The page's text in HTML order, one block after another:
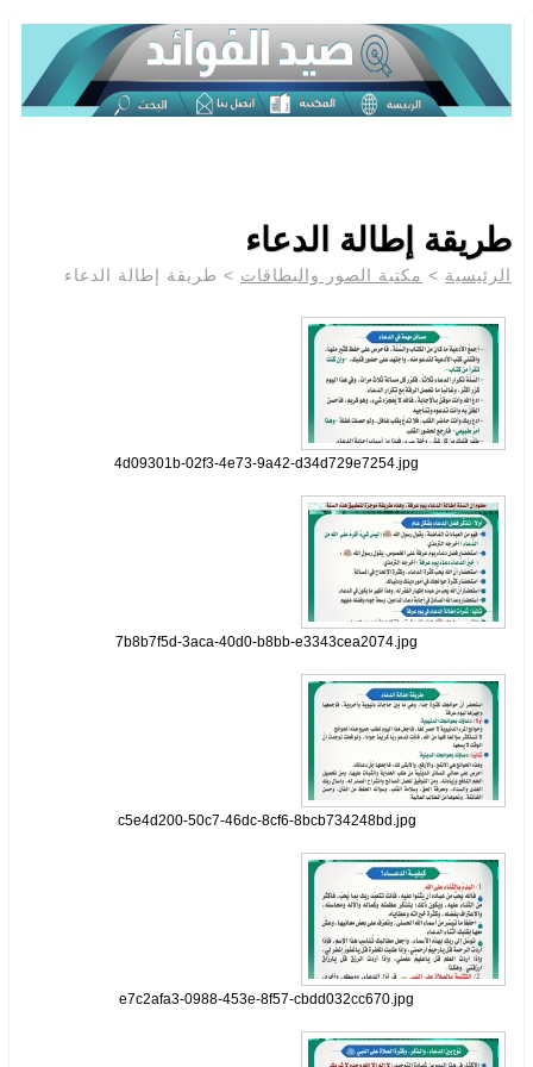
طريقة إطالة الدعاء
الرئيسية > مكتبة الصور والبطاقات > طريقة إطالة الدعاء
4d09301b-02f3-4e73-9a42-d34d729e7254.jpg
7b8b7f5d-3aca-40d0-b8bb-e3343cea2074.jpg
c5e4d200-50c7-46dc-8cf6-8bcb734248bd.jpg
e7c2afa3-0988-453e-8f57-cbdd032cc670.jpg